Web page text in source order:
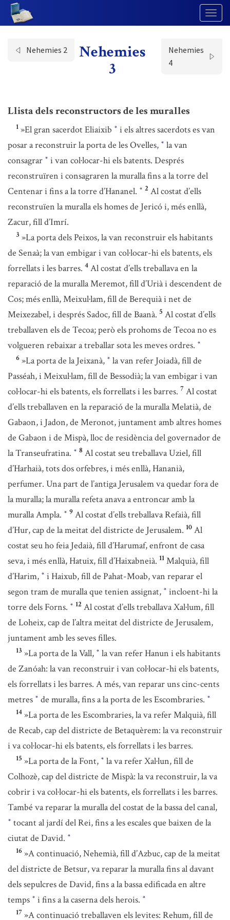
Nehemies 2
Nehemies
3
Nehemies
4
Llista dels reconstructors de les muralles
1 »El gran sacerdot Eliaixib * i els altres sacerdots es van
posar a reconstruir la porta de les Ovelles, * la van
consagrar * i van col·locar-hi els batents. Després
reconstruïren i consagraren la muralla fins a la torre del
Centenar i fins a la torre d’Hananel. * 2 Al costat d’ells
reconstruïen la muralla els homes de Jericó i, més enllà,
Zacur, fill d’Imrí.
3 »La porta dels Peixos, la van reconstruir els habitants
de Senaà; la van embigar i van col·locar-hi els batents, els
forrellats i les barres. 4 Al costat d’ells treballava en la
reparació de la muralla Meremot, fill d’Urià i descendent de
Cos; més enllà, Meixul·lam, fill de Berequià i net de
Meixezabel, i després Sadoc, fill de Baanà. 5 Al costat d’ells
treballaven els de Tecoa; però els prohoms de Tecoa no es
volgueren rebaixar a treballar sota les meves ordres. *
6 »La porta de la Jeixanà, * la van refer Joiadà, fill de
Passéah, i Meixul·lam, fill de Bessodià; la van embigar i van
col·locar-hi els batents, els forrellats i les barres. 7 Al costat
d’ells treballaven en la reparació de la muralla Melatià, de
Gabaon, i Jadon, de Meronot, juntament amb altres homes
de Gabaon i de Mispà, lloc de residència del governador de
la Transeufratina. * 8 Al costat seu treballava Uziel, fill
d’Harhaià, tots dos orfebres, i més enllà, Hananià,
perfumer. Una part de l’antiga Jerusalem va quedar fora de
la muralla; la muralla refeta anava a entroncar amb la
muralla Ampla. * 9 Al costat d’ells treballava Refaià, fill
d’Hur, cap de la meitat del districte de Jerusalem. 10 Al
costat seu ho feia Jedaià, fill d’Harumaf, enfront de casa
seva, i més enllà, Hatuix, fill d’Haixabneià. 11 Malquià, fill
d’Harim, * i Haixub, fill de Pahat-Moab, van reparar el
segon tram de muralla que tenien assignat, * incloent-hi la
torre dels Forns. * 12 Al costat d’ells treballava Xal·lum, fill
de Loheix, cap de l’altra meitat del districte de Jerusalem,
juntament amb les seves filles.
13 »La porta de la Vall, * la van refer Hanun i els habitants
de Zanóah: la van reconstruir i van col·locar-hi els batents,
els forrellats i les barres. A més, van reparar uns cinc-cents
metres * de muralla, fins a la porta de les Escombraries. *
14 »La porta de les Escombraries, la va refer Malquià, fill
de Recab, cap del districte de Betaquèrem: la va reconstruir
i va col·locar-hi els batents, els forrellats i les barres.
15 »La porta de la Font, * la va refer Xal·lun, fill de
Colhozè, cap del districte de Mispà: la va reconstruir, la va
cobrir i va col·locar-hi els batents, els forrellats i les barres.
També va reparar la muralla del costat de la bassa del canal,
* tocant al jardí del Rei, fins a les escales que baixen de la
ciutat de David. *
16 »A continuació, Nehemià, fill d’Azbuc, cap de la meitat
del districte de Betsur, va reparar la muralla fins al davant
dels sepulcres de David, fins a la bassa edificada en altre
temps * i fins a la caserna dels herois. *
17 »A continuació treballaven els levites: Rehum, fill de